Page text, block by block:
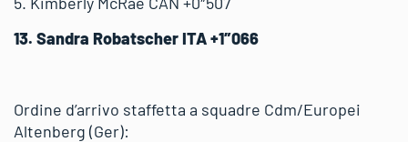
13. Sandra Robatscher ITA +1″066
Ordine d’arrivo staffetta a squadre Cdm/Europei
Altenberg (Ger):